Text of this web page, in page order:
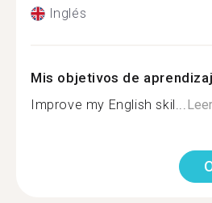
Inglés
Mis objetivos de
Improve my English skil...